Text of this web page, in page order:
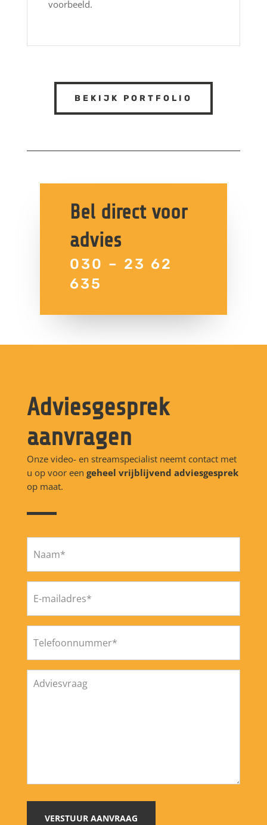
voorbeeld.
BEKIJK PORTFOLIO
Bel direct voor
advies
030 – 23 62
635
Adviesgesprek
aanvragen
Onze video- en streamspecialist neemt contact met
u op voor een geheel vrijblijvend adviesgesprek
op maat.